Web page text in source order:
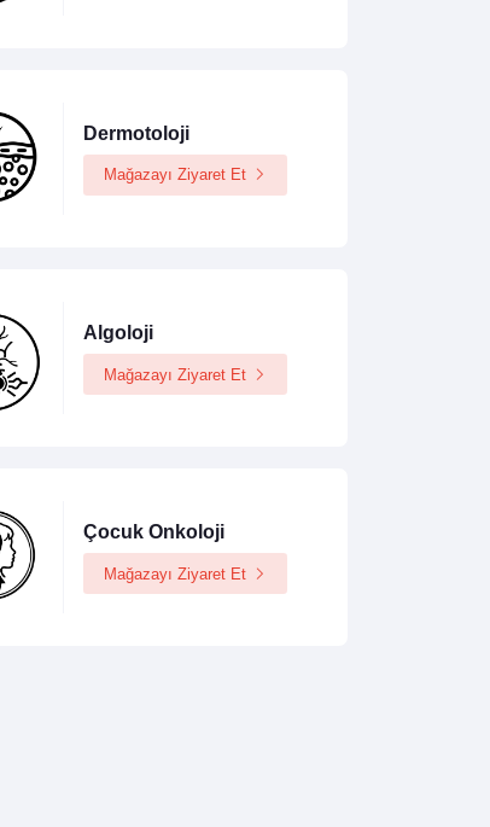
Dermotoloji
Mağazayı Ziyaret Et
Algoloji
Mağazayı Ziyaret Et
Çocuk Onkoloji
Mağazayı Ziyaret Et